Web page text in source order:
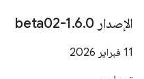
‫الإصدار 1 .6.0-beta02
‫11 فبراير 2026